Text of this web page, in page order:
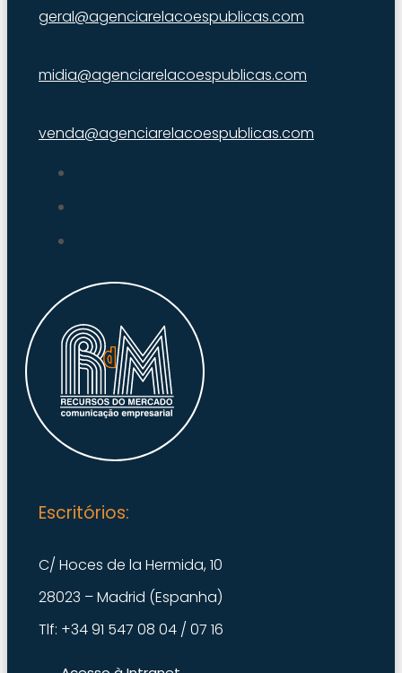
geral@agenciarelacoespublicas.com
midia@agenciarelacoespublicas.com
venda@agenciarelacoespublicas.com
Escritórios:
C/ Hoces de la Hermida, 10
28023 – Madrid (Espanha)
Tlf: +34 91 547 08 04 / 07 16